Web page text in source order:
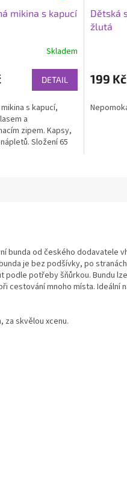
mikina s kapucí
Skladem
DETAIL
s kapucí,
a
zipem. Kapsy,
Složení 65
Dětská
žlutá
199 Kč
bunda od českého dodavatele
je bez podšívky, po
podle potřeby šňůrkou. Bundu
cestování mnoho místa. Ideální
za skvělou xcenu.